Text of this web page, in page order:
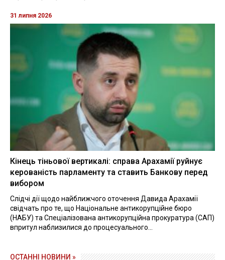
31 липня 2026
Кінець тіньової вертикалі: справа Арахамії руйнує
керованість парламенту та ставить Банкову перед
вибором
Слідчі дії щодо найближчого оточення Давида Арахамії
свідчать про те, що Національне антикорупційне бюро
(НАБУ) та Спеціалізована антикорупційна прокуратура (САП)
впритул наблизилися до процесуального...
ОСТАННІ НОВИНИ »